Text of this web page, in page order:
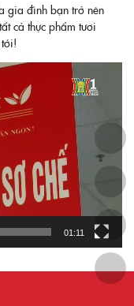
gia đình bạn trở nên
cả thực phẩm tươi
01:11